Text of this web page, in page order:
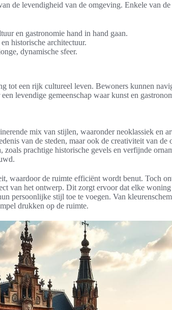
de levendigheid van de omgeving. Enkele van
en gastronomie hand in hand gaan.
historische architectuur.
dynamische sfeer.
tot een rijk cultureel leven. Bewoners kunnen
levendige gemeenschap waar kunst en
mix van stijlen, waaronder neoklassiek en
van de steden, maar ook de creativiteit van de
zoals prachtige historische gevels en verfijnde
waardoor de ruimte efficiënt wordt benut. Toch
van het ontwerp. Dit zorgt ervoor dat elke
persoonlijke stijl toe te voegen. Van
drukken op de ruimte.